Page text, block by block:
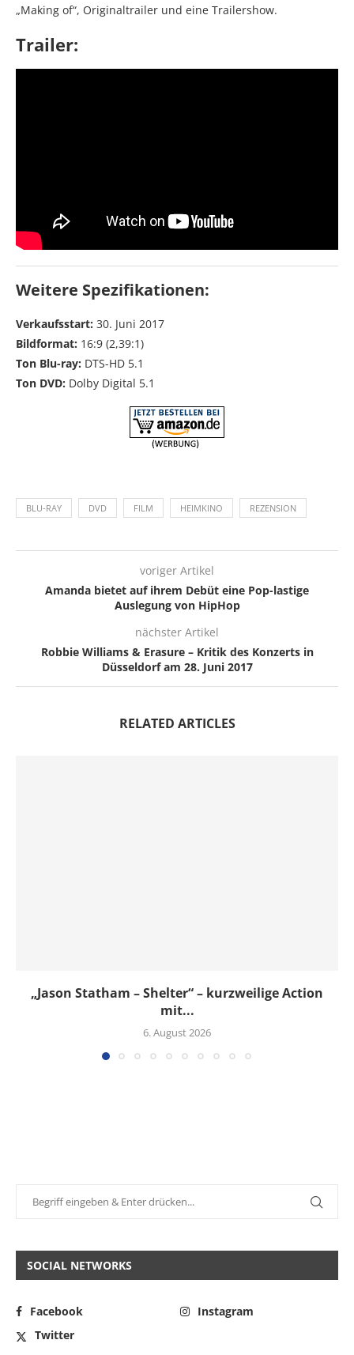
„Making of“, Originaltrailer und eine Trailershow.
Trailer:
Weitere Spezifikationen:
Verkaufsstart: 30. Juni 2017
Bildformat: 16:9 (2,39:1)
Ton Blu-ray: DTS-HD 5.1
Ton DVD: Dolby Digital 5.1
BLU-RAY DVD FILM HEIMKINO REZENSION
voriger Artikel
Amanda bietet auf ihrem Debüt eine Pop-lastige
Auslegung von HipHop
nächster Artikel
Robbie Williams & Erasure – Kritik des Konzerts in
Düsseldorf am 28. Juni 2017
RELATED ARTICLES
„Jason Statham – Shelter“ – kurzweilige Action
mit...
6. August 2026
SOCIAL NETWORKS
Facebook
Instagram
Twitter